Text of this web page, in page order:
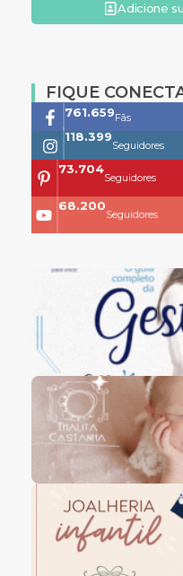
Adicione
FIQUE
761.659Fãs
118.399
Seguidores
73.704
Seguidores
68.200
Seguidores